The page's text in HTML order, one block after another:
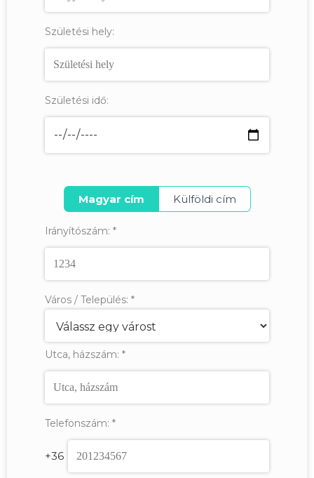
Születési hely:
Születési idő:
Magyar cím Külföldi cím
Irányítószám: *
Város / Település: *
Utca, házszám: *
Telefonszám: *
+36